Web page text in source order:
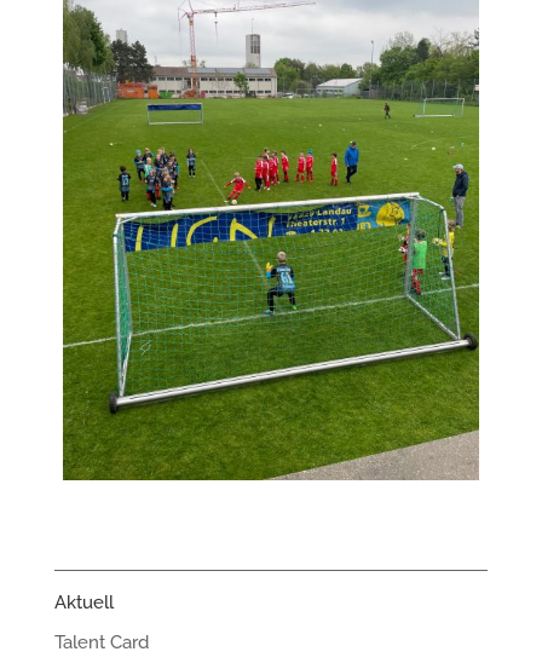
Aktuell
Talent Card